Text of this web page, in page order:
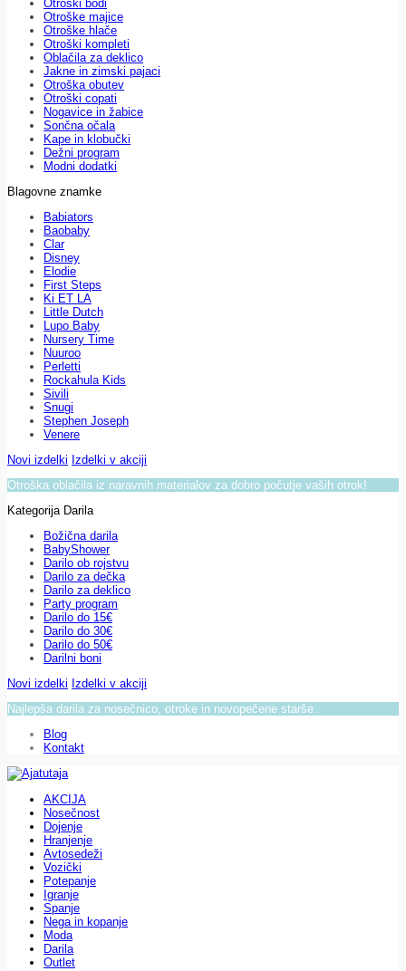
Otroški bodi
Otroške majice
Otroške hlače
Otroški kompleti
Oblačila za deklico
Jakne in zimski pajaci
Otroška obutev
Otroški copati
Nogavice in žabice
Sončna očala
Kape in klobučki
Dežni program
Modni dodatki
Blagovne znamke
Babiators
Baobaby
Clar
Disney
Elodie
First Steps
Ki ET LA
Little Dutch
Lupo Baby
Nursery Time
Nuuroo
Perletti
Rockahula Kids
Sivili
Snugi
Stephen Joseph
Venere
Novi izdelki Izdelki v akciji
Otroška oblačila iz naravnih materialov za dobro počutje vaših otrok!
Kategorija Darila
Božična darila
BabyShower
Darilo ob rojstvu
Darilo za dečka
Darilo za deklico
Party program
Darilo do 15€
Darilo do 30€
Darilo do 50€
Darilni boni
Novi izdelki Izdelki v akciji
Najlepša darila za nosečnico, otroke in novopečene starše.
Blog
Kontakt
AKCIJA
Nosečnost
Dojenje
Hranjenje
Avtosedeži
Vozički
Potepanje
Igranje
Spanje
Nega in kopanje
Moda
Darila
Outlet